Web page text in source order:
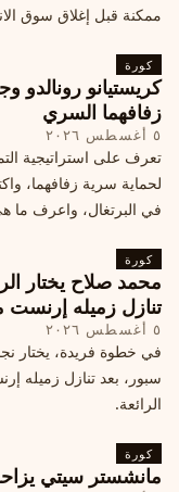
ممكنة قبل إغلاق سوق
كورة
زفافهما السري
٥ أغسطس ٢٠٢٦
تعرف على استراتيجية
لحماية سرية زفافهما،
في البرتغال، واعرف ما
كورة
تنازل زميله
٥ أغسطس ٢٠٢٦
سبور، بعد تنازل زميله
الرائعة.
كورة
مانشستر سيتي